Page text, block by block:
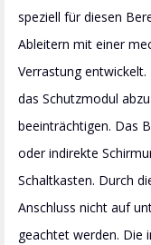
speziell für diesen
Ableitern mit einer
Verrastung
das Schutzmodul
beeinträchtigen. Das
oder indirekte
Schaltkasten. Durch
Anschluss nicht auf
geachtet werden. Die